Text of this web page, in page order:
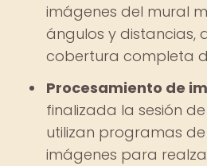
imágenes del mural
ángulos y distancias,
cobertura completa
Procesamiento de
finalizada la sesión
utilizan programas
imágenes para